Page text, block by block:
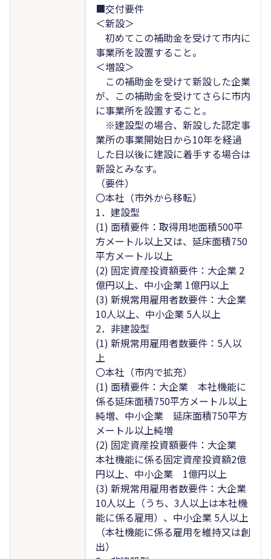
■交付要件
＜新設＞
初めてこの補助金を受けて市内に
事業所を設置すること。
＜増設＞
この補助金を受けて新設した企業
が、この補助金を受けてさらに市内
に事業所を設置すること。
※建設型の場合、新設した認定事
業所の事業開始日から10年を経過
した日以後に建設に着手する場合は
新設とみなす。
（要件）
〇本社（市外から移転）
1．建設型
(1) 面積要件：取得用地面積500平
方メートル以上又は、延床面積750
平方メートル以上
(2) 固定資産投資額要件：大企業 2
億円以上、中小企業 1億円以上
(3) 新規常用雇用者数要件：大企業
10人以上、中小企業 5人以上
2．非建設型
(1) 新規常用雇用者数要件：5人以
上
〇本社（市内で拡充）
(1) 面積要件：大企業 本社機能に
係る延床面積750平方メートル以上
純増、中小企業 延床面積750平方
メートル以上純増
(2) 固定資産投資額要件：大企業
本社機能に係る固定資産投資額2億
円以上、中小企業 1億円以上
(3) 新規常用雇用者数要件：大企業
10人以上（うち、3人以上は本社機
能に係る雇用）、中小企業 5人以上
（本社機能に係る雇用を維持又は創
出）